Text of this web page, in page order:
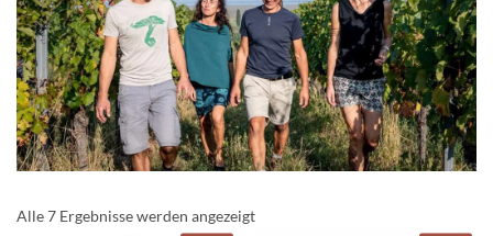
Alle 7 Ergebnisse werden angezeigt